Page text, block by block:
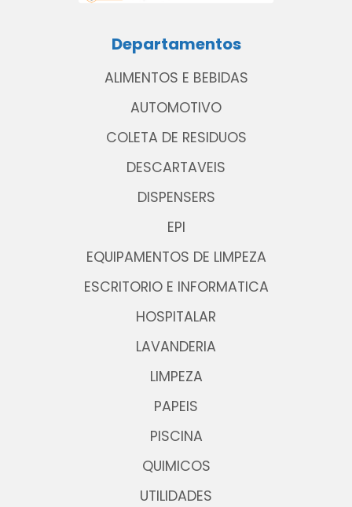
Departamentos
ALIMENTOS E BEBIDAS
AUTOMOTIVO
COLETA DE RESIDUOS
DESCARTAVEIS
DISPENSERS
EPI
EQUIPAMENTOS DE LIMPEZA
ESCRITORIO E INFORMATICA
HOSPITALAR
LAVANDERIA
LIMPEZA
PAPEIS
PISCINA
QUIMICOS
UTILIDADES